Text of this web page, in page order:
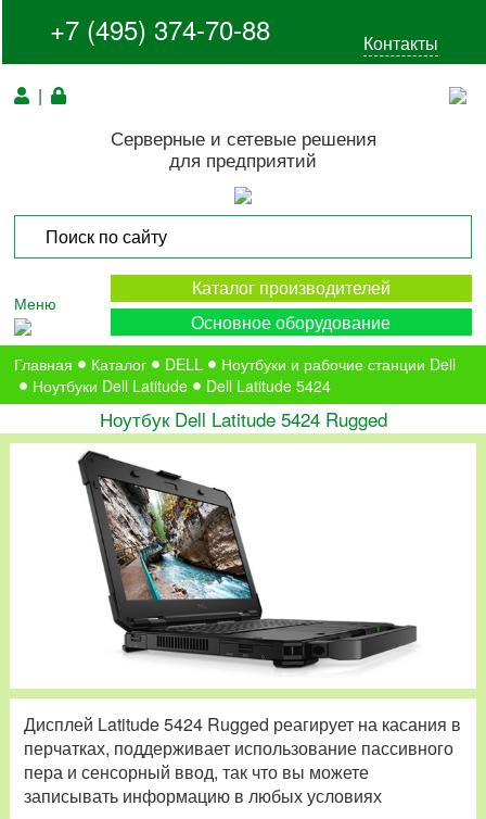
+7 (495) 374-70-88 Контакты
|
Серверные и сетевые решения
для предприятий
Меню
Каталог производителей
Основное оборудование
Главная Каталог DELL
Ноутбуки и рабочие станции Dell
Ноутбуки Dell Latitude
Dell Latitude 5424
Ноутбук Dell Latitude 5424 Rugged
Дисплей Latitude 5424 Rugged реагирует на касания в
перчатках, поддерживает использование пассивного
пера и сенсорный ввод, так что вы можете
записывать информацию в любых условиях